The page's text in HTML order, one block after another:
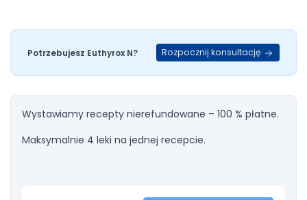
Potrzebujesz Euthyrox N? Rozpocznij konsultację
Wystawiamy recepty nierefundowane – 100 % płatne.
Maksymalnie 4 leki na jednej recepcie.